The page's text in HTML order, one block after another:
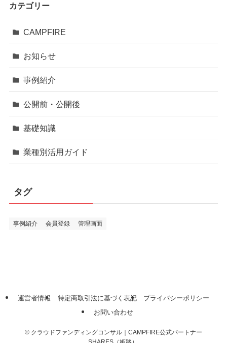
カテゴリー
CAMPFIRE
お知らせ
事例紹介
公開前・公開後
基礎知識
業種別活用ガイド
タグ
事例紹介 会員登録 管理画面
運営者情報 特定商取引法に基づく表記
プライバシーポリシー
お問い合わせ
© クラウドファンディングコンサル｜CAMPFIRE公式パートナー